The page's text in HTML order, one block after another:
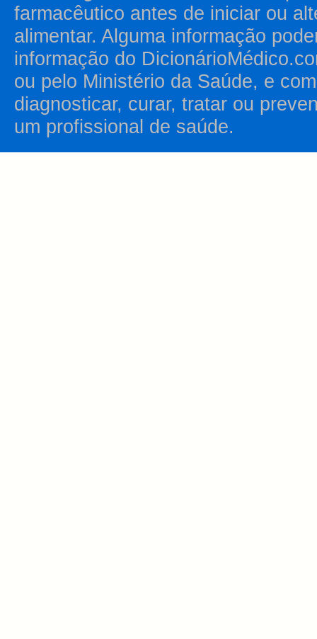
farmacêutico antes de iniciar ou
alimentar. Alguma informação
informação do
ou pelo Ministério da Saúde, e
diagnosticar, curar, tratar ou
um profissional de saúde.